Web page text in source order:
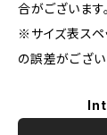
合がございます。
※サイズ表スペ
の誤差がござい